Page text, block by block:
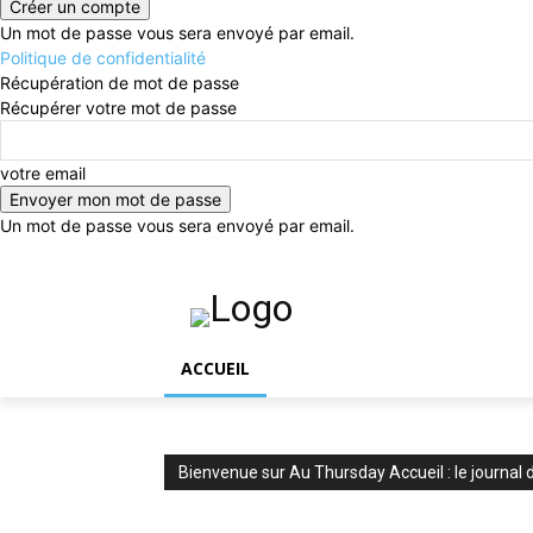
Un mot de passe vous sera envoyé par email.
Politique de confidentialité
Récupération de mot de passe
Récupérer votre mot de passe
votre email
Un mot de passe vous sera envoyé par email.
ACCUEIL
Bienvenue sur Au Thursday Accueil : le journal